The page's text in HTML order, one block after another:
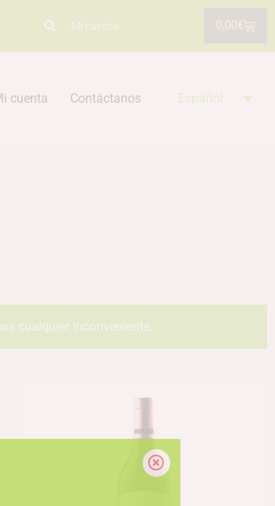
Mi cuenta
cuenta Contáctanos Español
cualquier inconveniente.